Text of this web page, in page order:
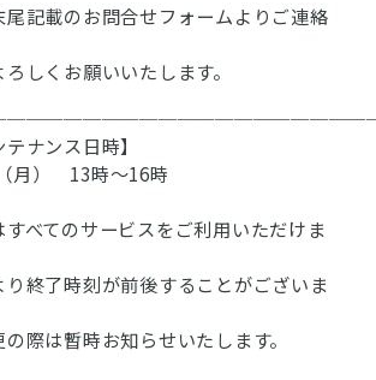
尾記載のお問合せフォームよりご連絡
しくお願いいたします。
ナンス日時】
月） 13時～16時
すべてのサービスをご利用いただけま
り終了時刻が前後することがございま
際は暫時お知らせいたします。